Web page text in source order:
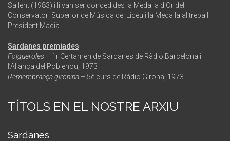
Sallent (1983) i li van ser concedides la Medalla d'Or del
Conservatori Superior de Música del Liceu i la Medalla al treball
President Macià.
Sardanes premiades
Folgueroles – 1r Certamen de Sardanes de Ràdio Barcelona i
l’Aliança del Poblenou, 1973
Remembrança gironina – 5è curs de Ràdio Girona, 1973
TÍTOLS EN EL NOSTRE ARXIU
Sardanes